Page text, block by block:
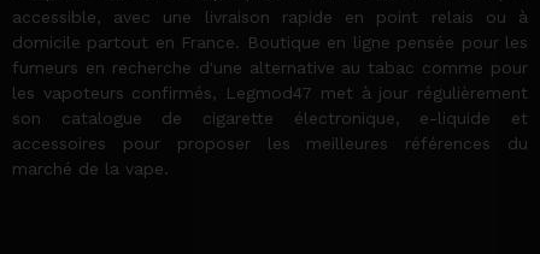
accessible, avec une livraison rapide en point relais ou à
domicile partout en France. Boutique en ligne pensée pour les
fumeurs en recherche d'une alternative au tabac comme pour
les vapoteurs confirmés, Legmod47 met à jour régulièrement
son catalogue de cigarette électronique, e-liquide et
accessoires pour proposer les meilleures références du
marché de la vape.